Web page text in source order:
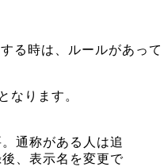
る時は、ルールがあって
なります。
通称がある人は追
、表示名を変更で